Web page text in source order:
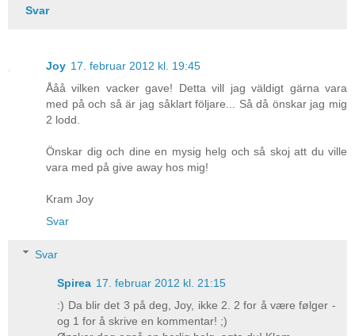
Svar
Joy 17. februar 2012 kl. 19:45
Ååå vilken vacker gave! Detta vill jag väldigt gärna vara
med på och så är jag såklart följare... Så då önskar jag mig
2 lodd.
Önskar dig och dine en mysig helg och så skoj att du ville
vara med på give away hos mig!
Kram Joy
Svar
Svar
Spirea 17. februar 2012 kl. 21:15
:) Da blir det 3 på deg, Joy, ikke 2. 2 for å være følger -
og 1 for å skrive en kommentar! ;)